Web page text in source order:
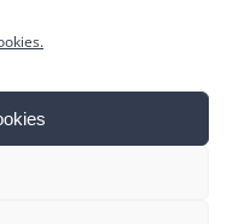
SICTIAM| Tous droits